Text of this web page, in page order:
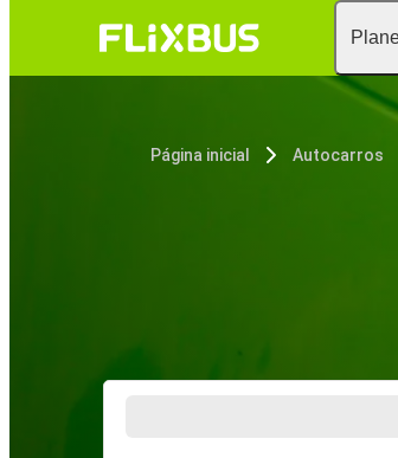
Página inicial Autocarros